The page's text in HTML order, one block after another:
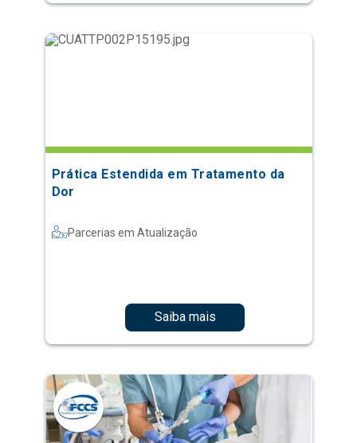
Prática Estendida em Tratamento da
Dor
Parcerias em Atualização
Saiba mais